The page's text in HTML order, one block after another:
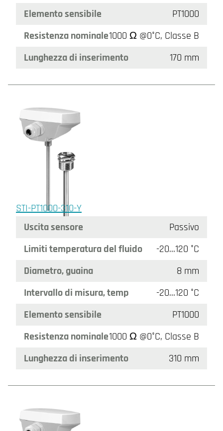
Elemento sensibile
PT1000
Resistenza nominale1000 Ω @0°C, Classe B
Lunghezza di inserimento
170 mm
STI-PT1000-310-Y
Uscita sensore
Passivo
Limiti temperatura del fluido
-20…120 °C
Diametro, guaina
8 mm
Intervallo di misura, temp
-20…120 °C
Elemento sensibile
PT1000
Resistenza nominale1000 Ω @0°C, Classe B
Lunghezza di inserimento
310 mm